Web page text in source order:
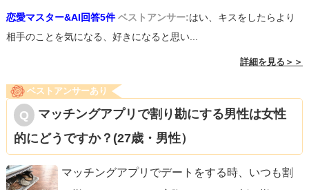
恋愛マスター&AI回答5件 ベストアンサー:はい、キスをしたらより
相手のことを気になる、好きになると思い...
詳細を見る＞＞
ベストアンサーあり
マッチングアプリで割り勘にする男性は女性
的にどうですか？(27歳・男性）
マッチングアプリでデートをする時、いつも割